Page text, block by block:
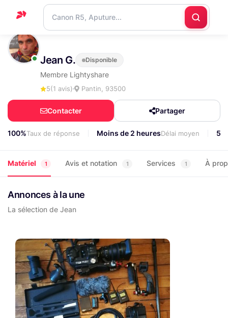
Accueil
Support
Nous
contacter
Jean G. Disponible
Membre Lightyshare
5(1 avis) Pantin, 93500
Contacter Partager
100%Taux de réponse Moins de 2 heuresDélai moyen
Matériel 1 Avis et notation 1 Services 1 À
Annonces à la une
La sélection de Jean